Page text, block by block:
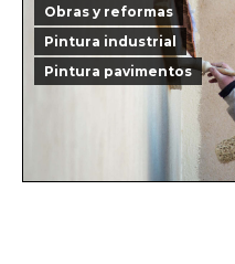
Obras y reformas
Pintura industrial
Pintura pavimentos